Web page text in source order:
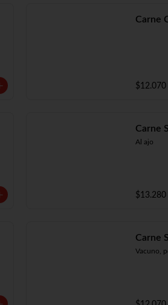
Carne
$12.070
Carne
Al ajo
$13.280
Carne
Vacuno,